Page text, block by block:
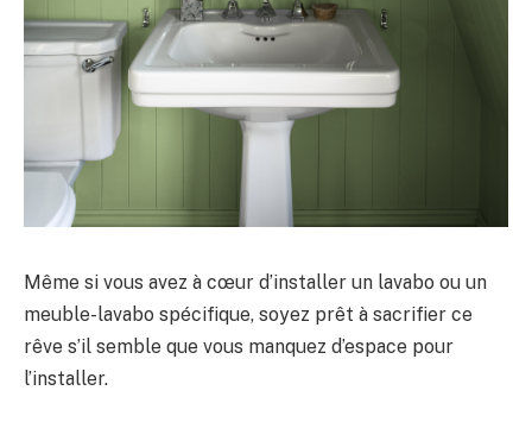
Même si vous avez à cœur d’installer un lavabo ou un
meuble-lavabo spécifique, soyez prêt à sacrifier ce
rêve s’il semble que vous manquez d’espace pour
l’installer.